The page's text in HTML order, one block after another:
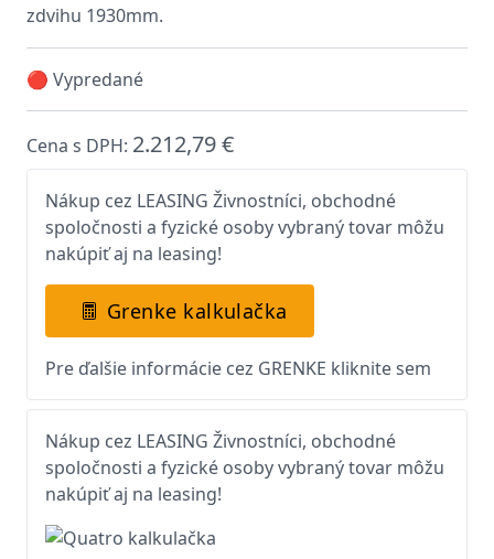
zdvihu 1930mm.
🔴 Vypredané
Cena s DPH: 2.212,79 €
Nákup cez LEASING Živnostníci, obchodné
spoločnosti a fyzické osoby vybraný tovar môžu
nakúpiť aj na leasing!
Grenke kalkulačka
Pre ďalšie informácie cez GRENKE kliknite sem
Nákup cez LEASING Živnostníci, obchodné
spoločnosti a fyzické osoby vybraný tovar môžu
nakúpiť aj na leasing!